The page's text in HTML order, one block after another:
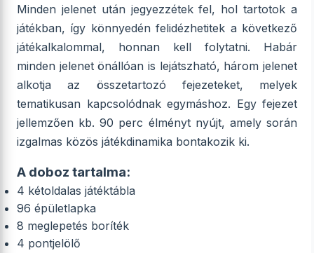
Minden jelenet után jegyezzétek fel, hol tartotok a
játékban, így könnyedén felidézhetitek a következő
játékalkalommal, honnan kell folytatni. Habár
minden jelenet önállóan is lejátszható, három jelenet
alkotja az összetartozó fejezeteket, melyek
tematikusan kapcsolódnak egymáshoz. Egy fejezet
jellemzően kb. 90 perc élményt nyújt, amely során
izgalmas közös játékdinamika bontakozik ki.
A doboz tartalma:
4 kétoldalas játéktábla
96 épületlapka
8 meglepetés boríték
4 pontjelölő